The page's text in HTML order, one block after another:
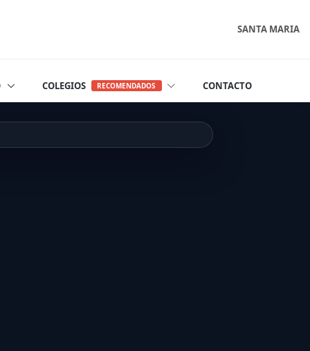
SANTA MARIA
COLEGIOS RECOMENDADOS CONTACTO